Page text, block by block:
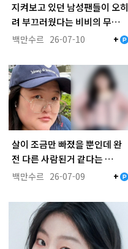
지켜보고 있던 남성팬들이 오히
려 부끄러웠다는 비비의 무…
백만수르 26-07-10 +
살이 조금만 빠졌을 뿐인데 완
전 다른 사람된거 같다는 …
백만수르 26-07-09 +